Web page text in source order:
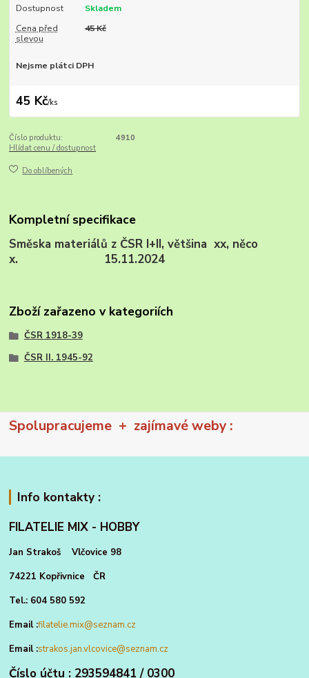
Dostupnost
Skladem
Cena před
slevou
45 Kč
Nejsme plátci DPH
45 Kč/ks
Číslo produktu:
4910
Hlídat cenu / dostupnost
Do oblíbených
Kompletní specifikace
Směska materiálů z ČSR I+II, většina xx, něco
x. 15.11.2024
Zboží zařazeno v kategoriích
ČSR 1918-39
ČSR II. 1945-92
Spolupracujeme + zajímavé weby :
Info kontakty :
FILATELIE MIX - HOBBY
Jan Strakoš Vlčovice 98
74221 Kopřivnice ČR
Tel.: 604 580 592
Email :filatelie.mix@seznam.cz
Email :strakos.jan.vlcovice@seznam.cz
Číslo účtu : 293594841 / 0300